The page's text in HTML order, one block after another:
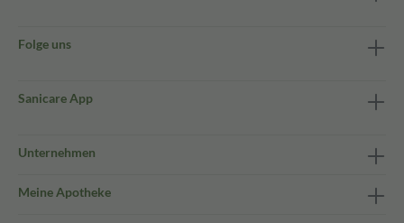
Folge uns
Sanicare App
Unternehmen
Meine Apotheke